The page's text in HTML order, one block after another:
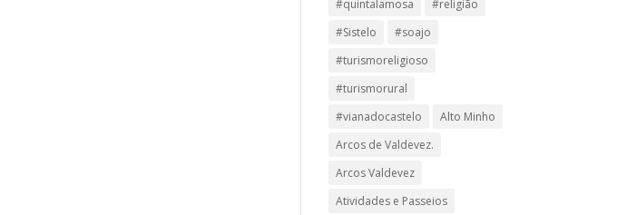
#quintalamosa
#religião
#Sistelo
#soajo
#turismoreligioso
#turismorural
#vianadocastelo
Alto Minho
Arcos de Valdevez.
Arcos Valdevez
Atividades e Passeios